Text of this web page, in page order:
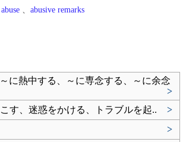
、 abusive remarks
～に熱中する、～に専念する、～に余念
>
す、迷惑をかける、トラブルを起..
>
>